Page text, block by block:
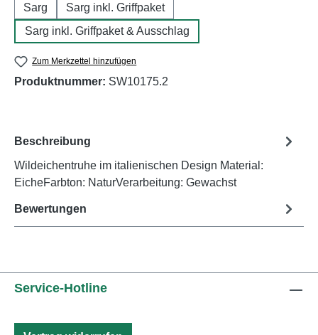
Sarg
Sarg inkl. Griffpaket
Sarg inkl. Griffpaket & Ausschlag
Zum Merkzettel hinzufügen
Produktnummer: SW10175.2
Beschreibung
Wildeichentruhe im italienischen Design Material:
EicheFarbton: NaturVerarbeitung: Gewachst
Bewertungen
Service-Hotline